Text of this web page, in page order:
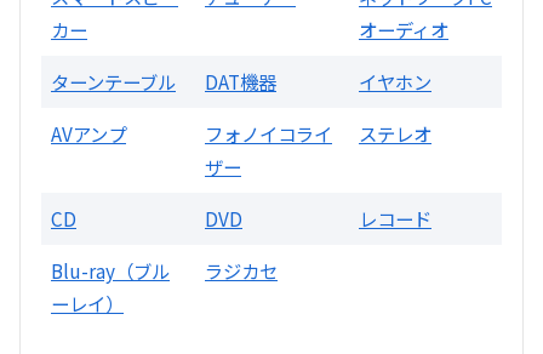
DA7000ES アンプ
買取価格：
お問合せください
DENON
カー
オーディオ
ターンテーブル
DAT機器
イヤホン
AVアンプ
フォノイコライ
ザー
ステレオ
CD DVD
レコード
Blu-ray（ブル
ーレイ）
ラジカセ